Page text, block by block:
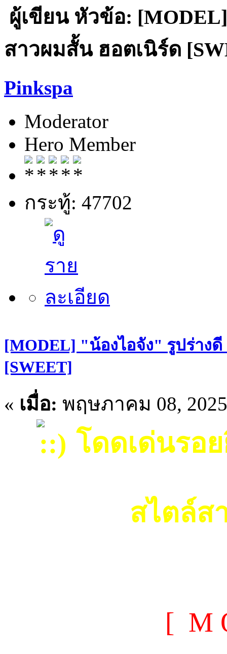
ผู้เขียนหัวข้อ:
สาวผมสั้น ฮอตเนิร์ด
Pinkspa
Moderator
Hero Member
กระทู้: 47702
[MODEL] "น้องไอจัง" รูปร่าง
[SWEET]
« เมื่อ: พฤษภาคม 08,
โดดเด่นรอ
สไตล์ส
[ M